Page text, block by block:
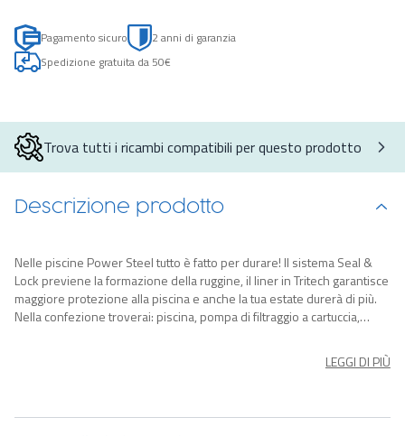
Pagamento sicuro
2 anni di garanzia
Spedizione gratuita da 50€
Trova tutti i ricambi compatibili per questo prodotto
Descrizione prodotto
Nelle piscine Power Steel tutto è fatto per durare! Il sistema Seal &
Lock previene la formazione della ruggine, il liner in Tritech garantisce
maggiore protezione alla piscina e anche la tua estate durerà di più.
Nella confezione troverai: piscina, pompa di filtraggio a cartuccia,
LEGGI DI PIÙ